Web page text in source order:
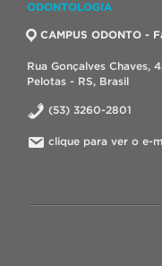
ODONTOLOGIA
CAMPUS ODONTO -
Rua Gonçalves Chaves,
Pelotas - RS, Brasil
(53) 3260-2801
clique para ver o e-